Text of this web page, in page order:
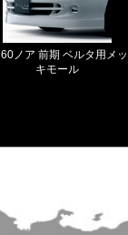
60ノア 前期 ベルタ用メッ
キモール